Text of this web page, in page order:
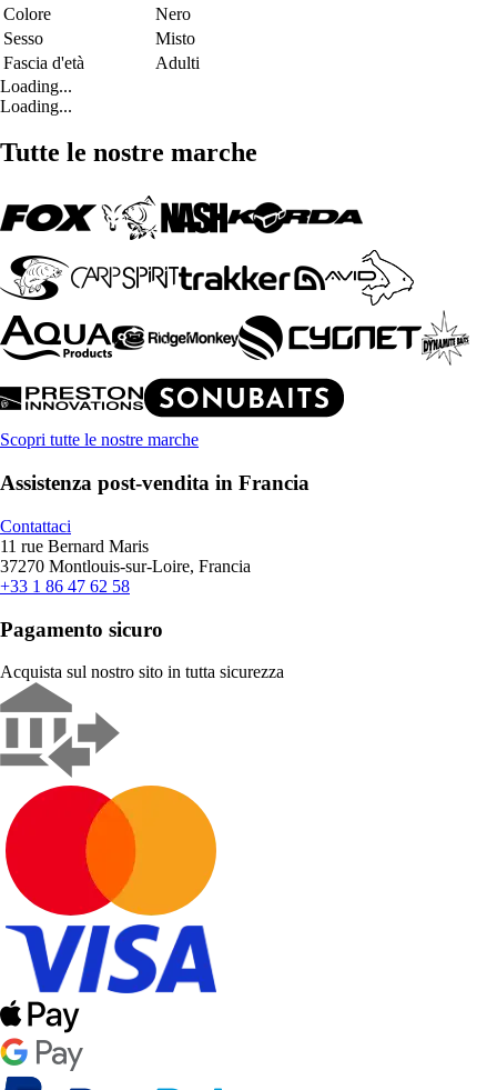
Colore
Nero
Sesso
Misto
Fascia d'età
Adulti
Loading...
Loading...
Tutte le nostre marche
Scopri tutte le nostre marche
Assistenza post-vendita in Francia
Contattaci
11 rue Bernard Maris
37270 Montlouis-sur-Loire, Francia
+33 1 86 47 62 58
Pagamento sicuro
Acquista sul nostro sito in tutta sicurezza